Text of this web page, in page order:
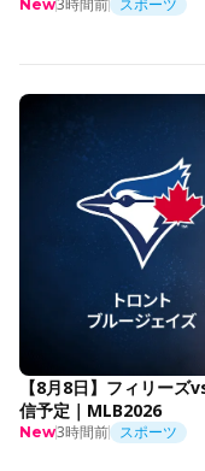
New
【8月8日】フィリーズ
信予定｜MLB2026
New3時間前 スポーツ